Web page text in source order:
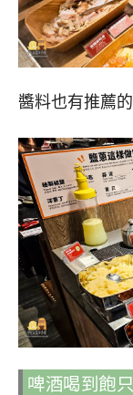
醬料也有推薦
啤酒喝到飽